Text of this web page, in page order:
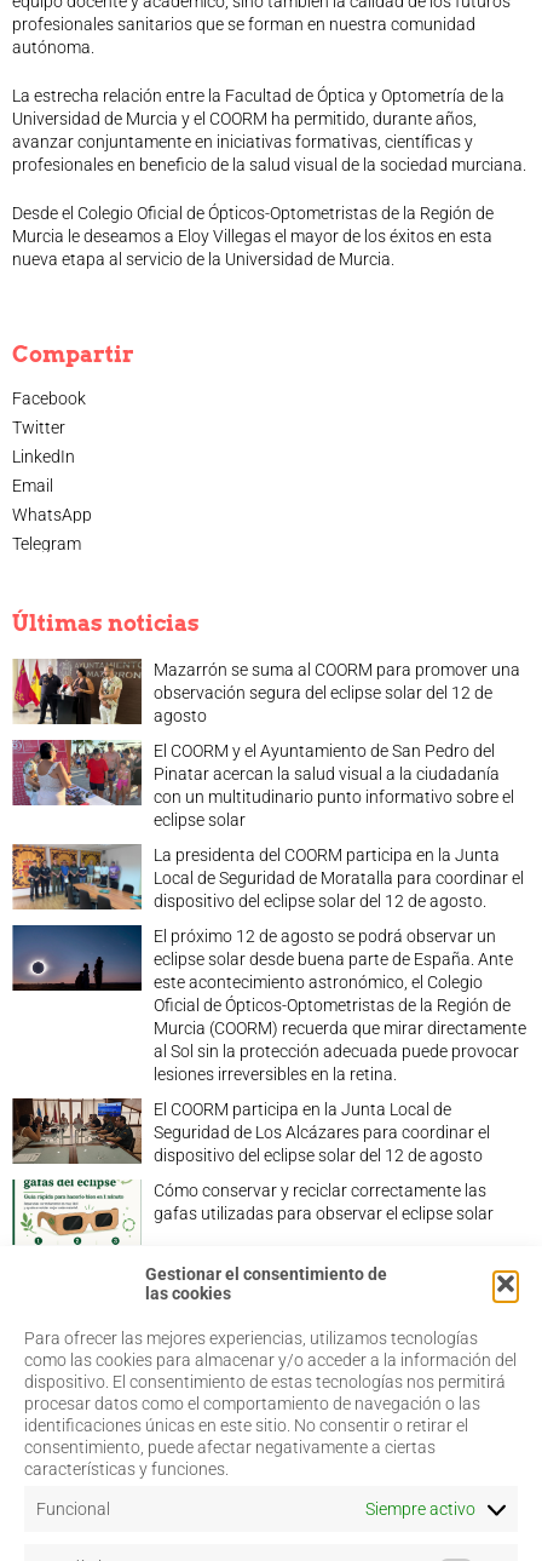
Gestionar el consentimiento de
las cookies
Para ofrecer las mejores experiencias, utilizamos tecnologías
como las cookies para almacenar y/o acceder a la información del
dispositivo. El consentimiento de estas tecnologías nos permitirá
procesar datos como el comportamiento de navegación o las
identificaciones únicas en este sitio. No consentir o retirar el
consentimiento, puede afectar negativamente a ciertas
características y funciones.
Funcional Siempre activo
profesionales sanitarios que se forman en nuestra comunidad
autónoma.
La estrecha relación entre la Facultad de Óptica y Optometría de la
Universidad de Murcia y el COORM ha permitido, durante años,
avanzar conjuntamente en iniciativas formativas, científicas y
profesionales en beneficio de la salud visual de la sociedad murciana.
Desde el Colegio Oficial de Ópticos-Optometristas de la Región de
Murcia le deseamos a Eloy Villegas el mayor de los éxitos en esta
nueva etapa al servicio de la Universidad de Murcia.
Compartir
Facebook
Twitter
LinkedIn
Email
WhatsApp
Telegram
Últimas noticias
Mazarrón se suma al COORM para promover una
observación segura del eclipse solar del 12 de
agosto
El COORM y el Ayuntamiento de San Pedro del
Pinatar acercan la salud visual a la ciudadanía
con un multitudinario punto informativo sobre el
eclipse solar
La presidenta del COORM participa en la Junta
Local de Seguridad de Moratalla para coordinar el
dispositivo del eclipse solar del 12 de agosto.
El próximo 12 de agosto se podrá observar un
eclipse solar desde buena parte de España. Ante
este acontecimiento astronómico, el Colegio
Oficial de Ópticos-Optometristas de la Región de
Murcia (COORM) recuerda que mirar directamente
al Sol sin la protección adecuada puede provocar
lesiones irreversibles en la retina.
El COORM participa en la Junta Local de
Seguridad de Los Alcázares para coordinar el
dispositivo del eclipse solar del 12 de agosto
Cómo conservar y reciclar correctamente las
gafas utilizadas para observar el eclipse solar
968 20 87 67
admin@coorm.org
Miguel Vivancos, 4
30007 Murcia
Salud Visual
Profesionales
Quiénes somos
Actualidad
Contacto